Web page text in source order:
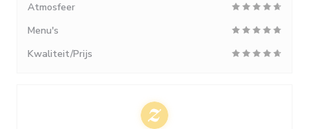
Atmosfeer
Menu's
Kwaliteit/Prijs